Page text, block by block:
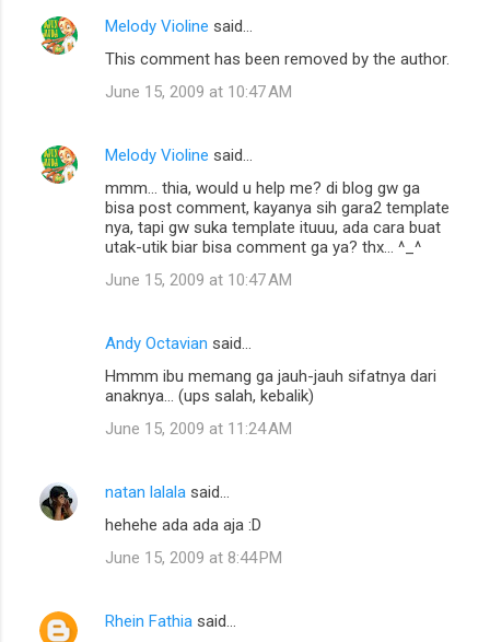
s
Melody Violine said…
This comment has been removed by the author.
June 15, 2009 at 10:47 AM
Melody Violine said…
mmm... thia, would u help me? di blog gw ga
bisa post comment, kayanya sih gara2 template
nya, tapi gw suka template ituuu, ada cara buat
utak-utik biar bisa comment ga ya? thx... ^_^
June 15, 2009 at 10:47 AM
Andy Octavian said…
Hmmm ibu memang ga jauh-jauh sifatnya dari
anaknya... (ups salah, kebalik)
June 15, 2009 at 11:24 AM
natan lalala said…
hehehe ada ada aja :D
June 15, 2009 at 8:44 PM
Rhein Fathia said…